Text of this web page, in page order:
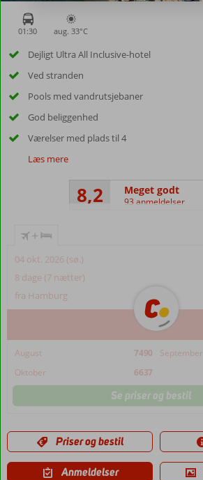
01:30 aug. 33°C
Dejligt Ultra All Inclusive-hotel
Ved stranden
Pools med vandrutsjebaner
God beliggenhed
Værelser med plads til 4
Læs mere
8,2 Meget godt
93 anmeldelser
+
04 okt. 2026 (sø.)
8 dage (7 nætter)
fra Hamburg
August 7490 September
Oktober
6637
Se priser og bestil
Priser og bestil
Anmeldelser